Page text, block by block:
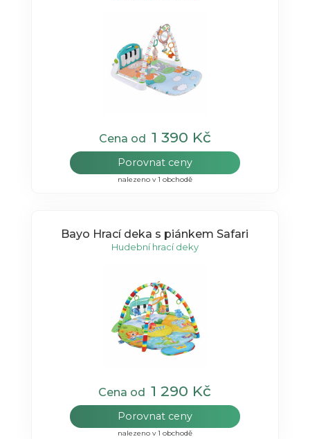
Cena od 1 390 Kč
Porovnat ceny
nalezeno v 1 obchodě
Bayo Hrací deka s piánkem Safari
Hudební hrací deky
Cena od1 290 Kč
Porovnat ceny
nalezeno v 1 obchodě